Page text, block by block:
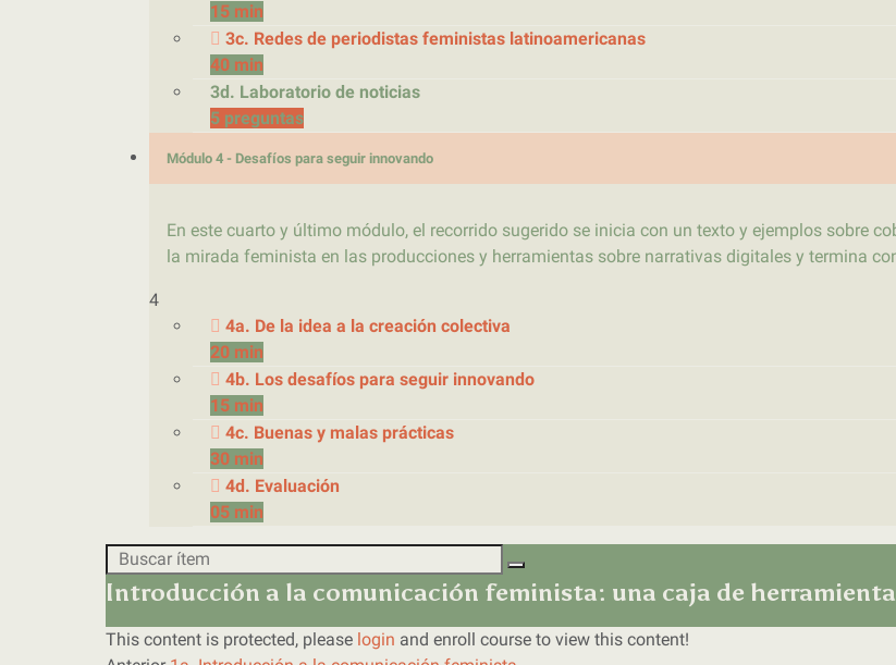
15 min
3c. Redes de periodistas feministas latinoamericanas
40 min
3d. Laboratorio de noticias
5 preguntas
Módulo 4 - Desafíos para seguir innovando
En este cuarto y último módulo, el recorrido sugerido se inicia con un texto y ejemplos sobre
la mirada feminista en las producciones y herramientas sobre narrativas digitales y termina
4
4a. De la idea a la creación colectiva
20 min
4b. Los desafíos para seguir innovando
15 min
4c. Buenas y malas prácticas
30 min
4d. Evaluación
05 min
Introducción a la comunicación feminista: una caja de
This content is protected, please login and enroll course to view this content!